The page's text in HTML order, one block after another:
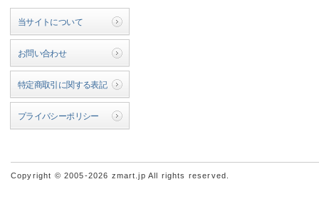
当サイトについて
お問い合わせ
特定商取引に関する表記
プライバシーポリシー
Copyright © 2005-2026 zmart.jp All rights reserved.